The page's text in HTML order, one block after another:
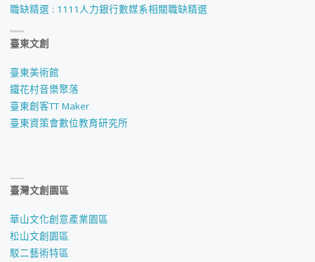
職缺精選 : 1111人力銀行數媒系相關職缺精選
臺東文創
臺東美術館
鐵花村音樂聚落
臺東創客TT Maker
臺東資策會數位教育研究所
臺灣文創園區
華山文化創意產業園區
松山文創園區
駁二藝術特區